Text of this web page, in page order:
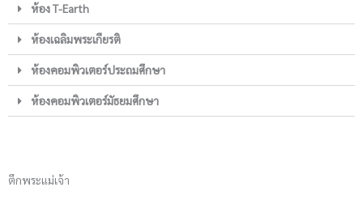
ห้อง T-Earth
ห้องเฉลิมพระเกียรติ
ห้องคอมพิวเตอร์ประถมศึกษา
ห้องคอมพิวเตอร์มัธยมศึกษา
ตึกพระแม่เจ้า